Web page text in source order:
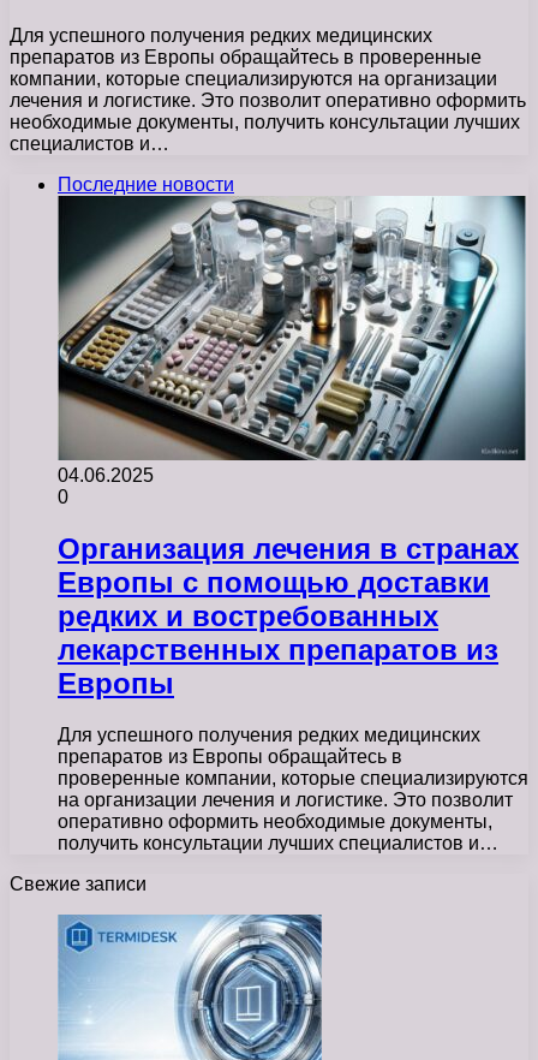
Для успешного получения редких медицинских
препаратов из Европы обращайтесь в проверенные
компании, которые специализируются на организации
лечения и логистике. Это позволит оперативно оформить
необходимые документы, получить консультации лучших
специалистов и…
Последние новости
04.06.2025
0
Организация лечения в странах
Европы с помощью доставки
редких и востребованных
лекарственных препаратов из
Европы
Для успешного получения редких медицинских
препаратов из Европы обращайтесь в
проверенные компании, которые специализируются
на организации лечения и логистике. Это позволит
оперативно оформить необходимые документы,
получить консультации лучших специалистов и…
Свежие записи